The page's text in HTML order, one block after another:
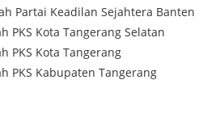
Partai Keadilan Sejahtera Banten
PKS Kota Tangerang Selatan
PKS Kota Tangerang
PKS Kabupaten Tangerang